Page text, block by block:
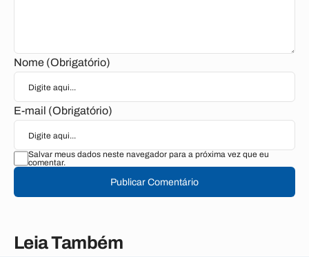
Nome (Obrigatório)
E-mail (Obrigatório)
Salvar meus dados neste navegador para a próxima vez que eu
comentar.
Publicar Comentário
Leia Também